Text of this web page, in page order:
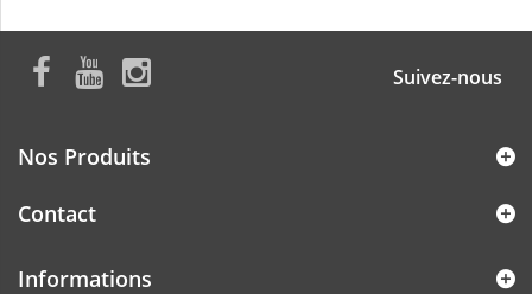
Suivez-nous
Nos Produits
Contact
Informations